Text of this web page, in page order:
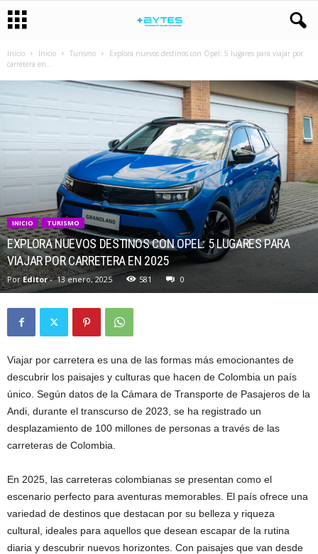
Inicio Inicio Turismo
Explora nuevos destinos con Opel: 5 lugares para viajar por
carretera en...
INICIO TURISMO
EXPLORA NUEVOS DESTINOS CON OPEL: 5 LUGARES PARA
VIAJAR POR CARRETERA EN 2025
Por Editor- 13 enero, 2025 581 0
Viajar por carretera es una de las formas más emocionantes de
descubrir los paisajes y culturas que hacen de Colombia un país
único. Según datos de la Cámara de Transporte de Pasajeros de la
Andi, durante el transcurso de 2023, se ha registrado un
desplazamiento de 100 millones de personas a través de las
carreteras de Colombia.
En 2025, las carreteras colombianas se presentan como el
escenario perfecto para aventuras memorables. El país ofrece una
variedad de destinos que destacan por su belleza y riqueza
cultural, ideales para aquellos que desean escapar de la rutina
diaria y descubrir nuevos horizontes. Con paisajes que van desde